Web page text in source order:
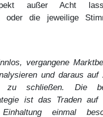
außer Acht
oder die jeweilige
vergangene
und daraus auf
zu schließen. Die
ist das Traden auf
einmal